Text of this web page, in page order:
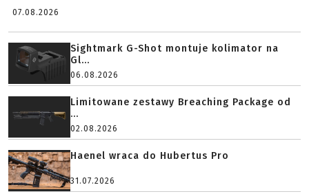
07.08.2026
Sightmark G-Shot montuje kolimator na
Gl...
06.08.2026
Limitowane zestawy Breaching Package od
...
02.08.2026
Haenel wraca do Hubertus Pro
31.07.2026